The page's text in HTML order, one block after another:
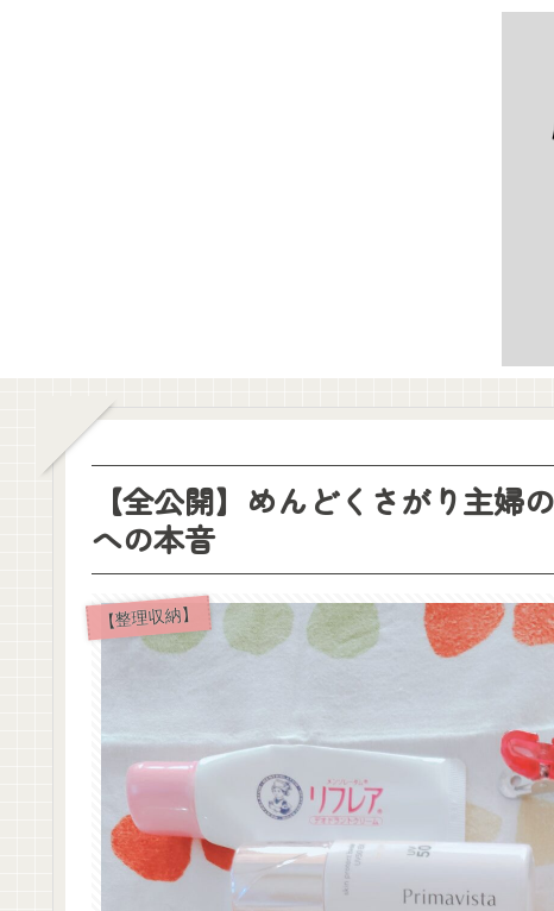
【全公開】めんどくさがり主婦
への本音
【整理収納】